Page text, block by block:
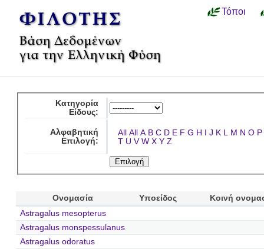
Τόποι
Κατηγορία
Είδους:
Αλφαβητική
Επιλογή:
All All A B C D E F G H I J K L M N O P
T U V W X Y Z
Ονομασία Υποείδος
Κοινή
Astragalus mesopterus
Astragalus monspessulanus
Astragalus odoratus